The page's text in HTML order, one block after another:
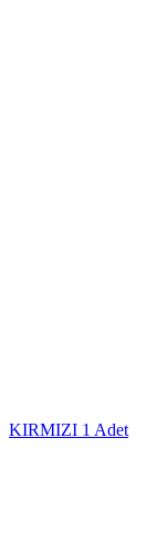
KIRMIZI 1 Adet